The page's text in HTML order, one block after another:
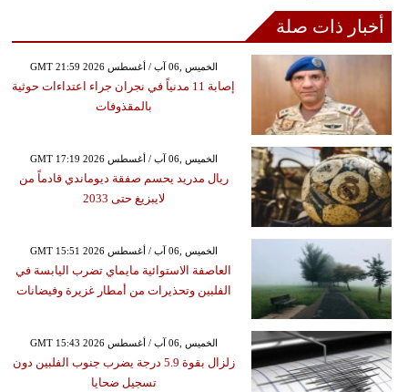
أخبار ذات صلة
GMT 21:59 2026 الخميس ,06 آب / أغسطس
إصابة 11 مدنياً في نجران جراء اعتداءات حوثية
بالمقذوفات
GMT 17:19 2026 الخميس ,06 آب / أغسطس
ريال مدريد يحسم صفقة ديوماندي قادماً من
لايبزيغ حتى 2033
GMT 15:51 2026 الخميس ,06 آب / أغسطس
العاصفة الاستوائية مايماي تضرب اليابسة في
الفلبين وتحذيرات من أمطار غزيرة وفيضانات
GMT 15:43 2026 الخميس ,06 آب / أغسطس
زلزال بقوة 5.9 درجة يضرب جنوب الفلبين دون
تسجيل ضحايا